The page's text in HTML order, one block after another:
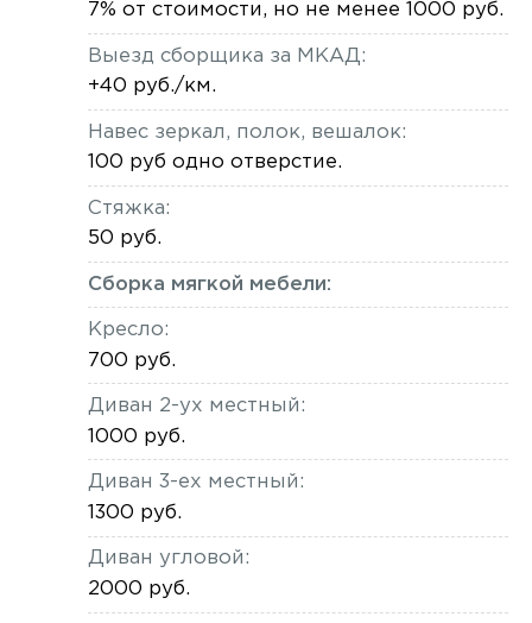
7% от стоимости, но не менее 1000 руб.
Выезд сборщика за МКАД:
+40 руб./км.
Навес зеркал, полок, вешалок:
100 руб одно отверстие.
Стяжка:
50 руб.
Сборка мягкой мебели:
Кресло:
700 руб.
Диван 2-ух местный:
1000 руб.
Диван 3-ех местный:
1300 руб.
Диван угловой:
2000 руб.